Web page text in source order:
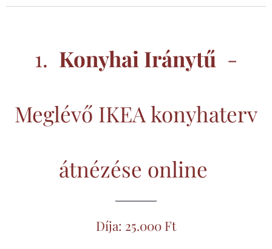
1. Konyhai Iránytű -
Meglévő IKEA konyhaterv
átnézése online
Díja: 25.000 Ft